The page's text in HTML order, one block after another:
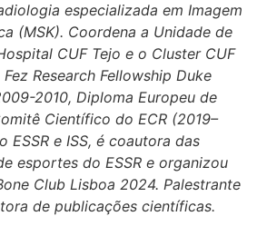
especializada em Imagem
(MSK). Coordena a Unidade de
CUF Tejo e o Cluster CUF
Research Fellowship Duke
2010, Diploma Europeu de
Científico do ECR (2019–
ESSR e ISS, é coautora das
esportes do ESSR e organizou
Club Lisboa 2024. Palestrante
de publicações científicas.